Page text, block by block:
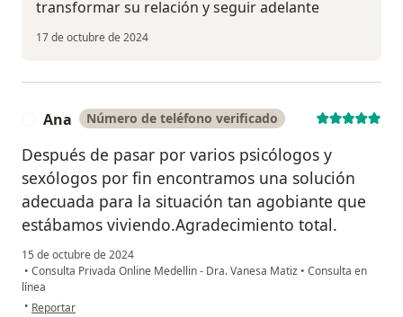
transformar su relación y seguir adelante
17 de octubre de 2024
Ana Número de teléfono verificado
Después de pasar por varios psicólogos y
sexólogos por fin encontramos una solución
adecuada para la situación tan agobiante que
estábamos viviendo.Agradecimiento total.
15 de octubre de 2024
• Consulta Privada Online Medellin - Dra. Vanesa Matiz • Consulta en
línea
• en opinión del usuario Ana
Reportar